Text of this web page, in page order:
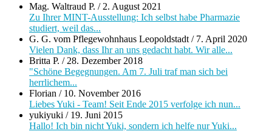
Mag. Waltraud P. / 2. August 2021
Zu Ihrer MINT-Ausstellung: Ich selbst habe Pharmazie
studiert, weil das...
G. G. vom Pflegewohnhaus Leopoldstadt / 7. April 2020
Vielen Dank, dass Ihr an uns gedacht habt. Wir alle...
Britta P. / 28. Dezember 2018
"Schöne Begegnungen. Am 7. Juli traf man sich bei
herrlichem...
Florian / 10. November 2016
Liebes Yuki - Team! Seit Ende 2015 verfolge ich nun...
yukiyuki / 19. Juni 2015
Hallo! Ich bin nicht Yuki, sondern ich helfe nur Yuki...